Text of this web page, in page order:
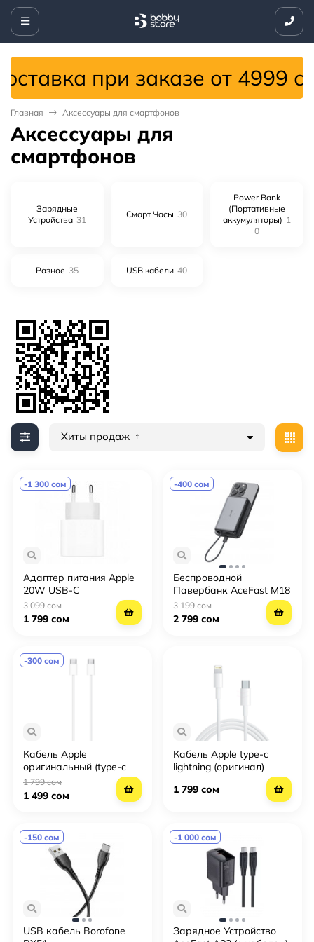
при заказе от 4999 сом!
Главная Аксессуары для смартфонов
Аксессуары для
смартфонов
Зарядные
Устройства 31
Смарт Часы 30
Power Bank
(Портативные
аккумуляторы) 1
0
Разное 35 USB кабели 40
Хиты продаж
-1 300 сом
Адаптер питания Apple
20W USB-C
3 099 сом
1 799 сом
-400 сом
Беспроводной
Павербанк AceFast M18
(PD22.5W 10000mA)
3 199 сом
2 799 сом
-300 сом
Кабель Apple
оригинальный (type-c
type-c)
1 799 сом
1 499 сом
Кабель Apple type-c
lightning (оригинал)
1 799 сом
-150 сом
USB кабель Borofone
-1 000 сом
Зарядное Устройство